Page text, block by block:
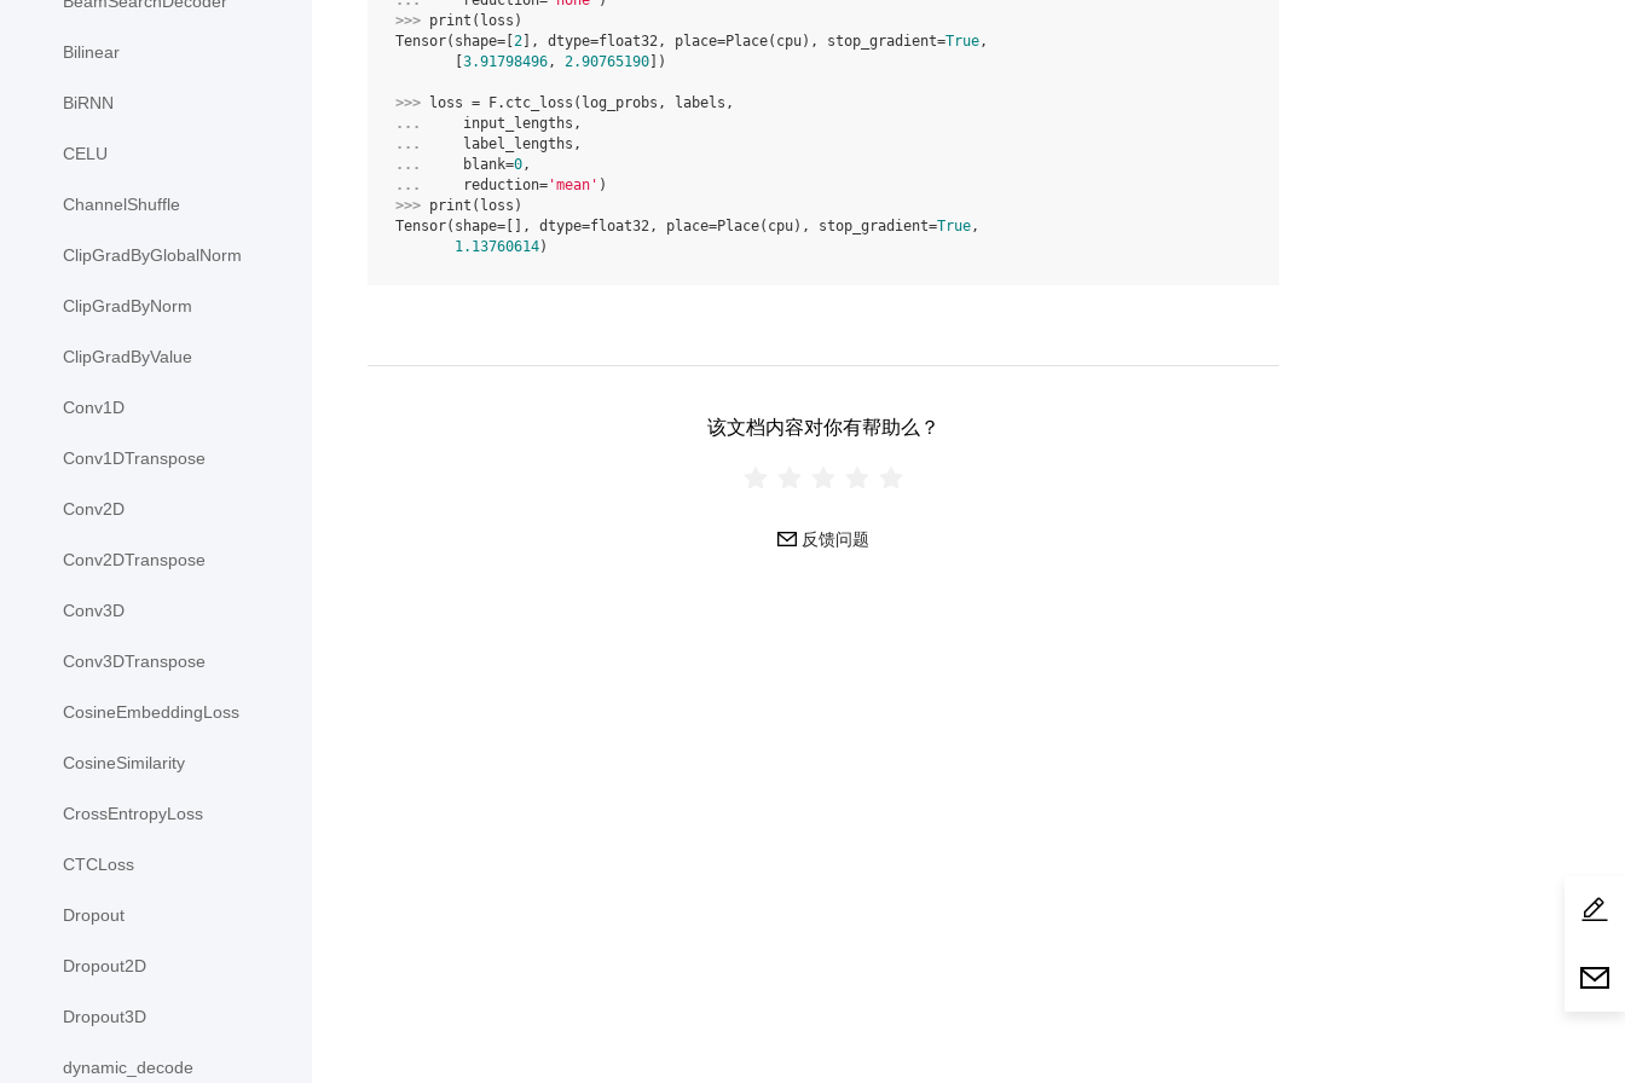
Bilinear
BiRNN
CELU
ChannelShuffle
ClipGradByGlobalNorm
ClipGradByNorm
ClipGradByValue
Conv1D
Conv1DTranspose
Conv2D
Conv2DTranspose
Conv3D
Conv3DTranspose
CosineEmbeddingLoss
CosineSimilarity
CrossEntropyLoss
CTCLoss
Dropout
Dropout2D
Dropout3D
dynamic_decode
>>> print ( loss )
Tensor(shape=[ 2 ], dtype=float32, place=Place(cpu), stop_gradient=True,
3.91798496, 2.90765190 ])
>>> loss = F. ctc_loss ( log_probs , labels ,
...
input_lengths ,
...
label_lengths ,
...
blank=0,
...
reduction= 'mean' )
>>> print ( loss )
Tensor(shape=[], dtype=float32, place=Place(cpu), stop_gradient=True,
1.13760614)
该文档内容对你有帮助么？
反馈问题